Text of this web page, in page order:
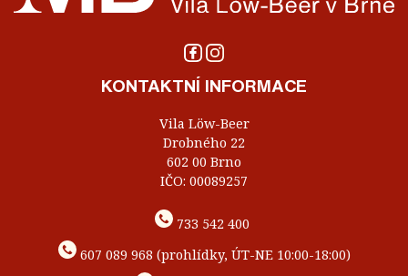
KONTAKTNÍ INFORMACE
Vila Löw-Beer
Drobného 22
602 00 Brno
IČO: 00089257
733 542 400
607 089 968 (prohlídky, ÚT-NE 10:00-18:00)